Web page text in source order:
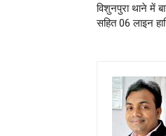
विशुनपुरा थाने में
सहित 06 लाइन